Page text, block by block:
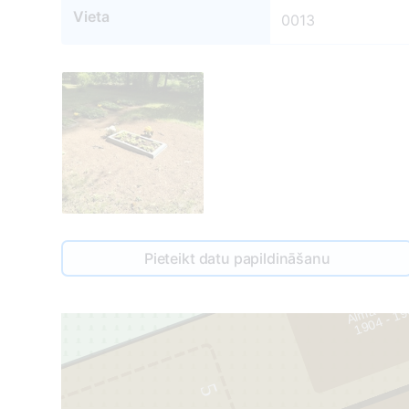
Vieta 0013
Pieteikt datu papildināšanu
5
Alma
1904 -196